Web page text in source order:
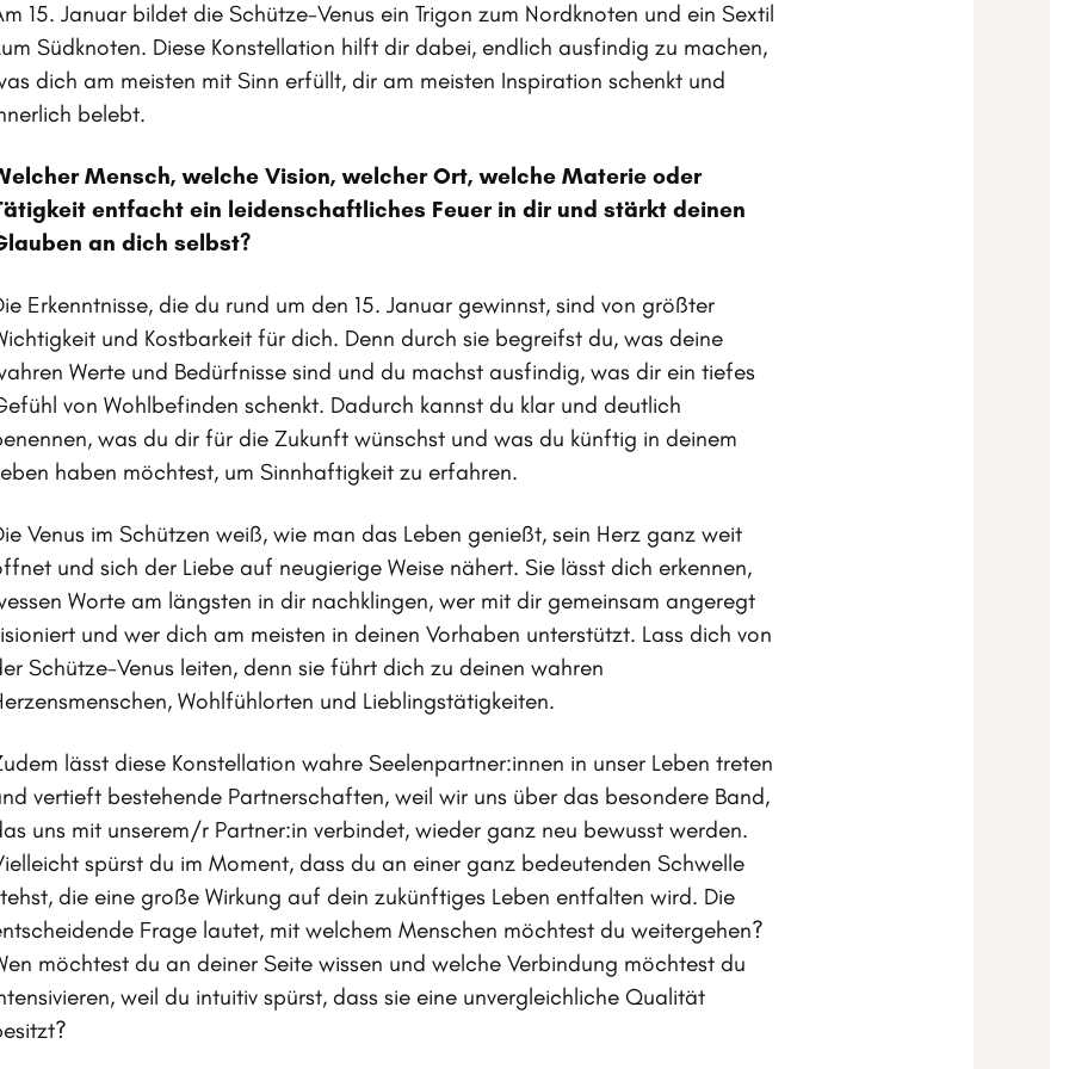
15. Januar bildet die Schütze-Venus ein Trigon zum Nordknoten und ein Sextil
Südknoten. Diese Konstellation hilft dir dabei, endlich ausfindig zu machen,
dich am meisten mit Sinn erfüllt, dir am meisten Inspiration schenkt und
belebt.
Mensch, welche Vision, welcher Ort, welche Materie oder
entfacht ein leidenschaftliches Feuer in dir und stärkt deinen
an dich selbst?
Erkenntnisse, die du rund um den 15. Januar gewinnst, sind von größter
und Kostbarkeit für dich. Denn durch sie begreifst du, was deine
Werte und Bedürfnisse sind und du machst ausfindig, was dir ein tiefes
von Wohlbefinden schenkt. Dadurch kannst du klar und deutlich
was du dir für die Zukunft wünschst und was du künftig in deinem
haben möchtest, um Sinnhaftigkeit zu erfahren.
Venus im Schützen weiß, wie man das Leben genießt, sein Herz ganz weit
und sich der Liebe auf neugierige Weise nähert. Sie lässt dich erkennen,
Worte am längsten in dir nachklingen, wer mit dir gemeinsam angeregt
und wer dich am meisten in deinen Vorhaben unterstützt. Lass dich von
Schütze-Venus leiten, denn sie führt dich zu deinen wahren
Wohlfühlorten und Lieblingstätigkeiten.
lässt diese Konstellation wahre Seelenpartner:innen in unser Leben treten
vertieft bestehende Partnerschaften, weil wir uns über das besondere Band,
uns mit unserem/r Partner:in verbindet, wieder ganz neu bewusst werden.
spürst du im Moment, dass du an einer ganz bedeutenden Schwelle
die eine große Wirkung auf dein zukünftiges Leben entfalten wird. Die
Frage lautet, mit welchem Menschen möchtest du weitergehen?
möchtest du an deiner Seite wissen und welche Verbindung möchtest du
weil du intuitiv spürst, dass sie eine unvergleichliche Qualität